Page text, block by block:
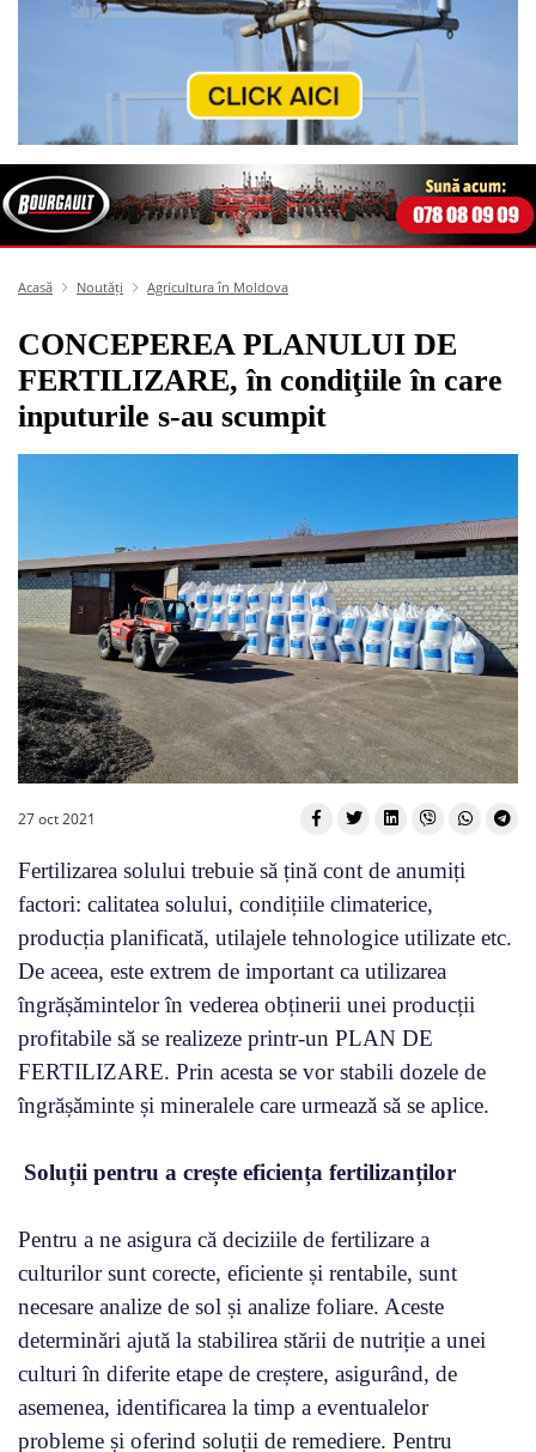
Acasă Noutăți Agricultura în Moldova
CONCEPEREA PLANULUI DE
FERTILIZARE, în condiţiile în care
inputurile s-au scumpit
27 oct 2021
Fertilizarea solului trebuie să țină cont de anumiți
factori: calitatea solului, condițiile climaterice,
producția planificată, utilajele tehnologice utilizate etc.
De aceea, este extrem de important ca utilizarea
îngrășămintelor în vederea obținerii unei producții
profitabile să se realizeze printr-un PLAN DE
FERTILIZARE. Prin acesta se vor stabili dozele de
îngrășăminte și mineralele care urmează să se aplice.
Soluții pentru a crește eficiența fertilizanților
Pentru a ne asigura că deciziile de fertilizare a
culturilor sunt corecte, eficiente și rentabile, sunt
necesare analize de sol și analize foliare. Aceste
determinări ajută la stabilirea stării de nutriție a unei
culturi în diferite etape de creștere, asigurând, de
asemenea, identificarea la timp a eventualelor
probleme și oferind soluții de remediere. Pentru